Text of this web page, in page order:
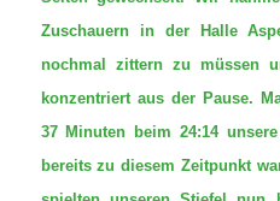
Zuschauern in der Halle
nochmal zittern zu müssen
konzentriert aus der Pause.
37 Minuten beim 24:14
bereits zu diesem Zeitpunkt